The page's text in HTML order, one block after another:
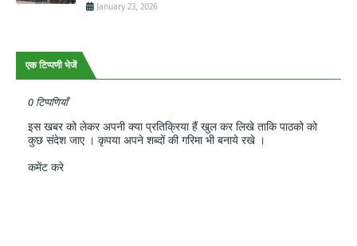
January 23, 2026
एक टिप्पणी भेजें
0 टिप्पणियाँ
इस खबर को लेकर अपनी क्या प्रतिक्रिया हैं खुल कर लिखे ताकि पाठको को
कुछ संदेश जाए । कृपया अपने शब्दों की गरिमा भी बनाये रखे ।
कमेंट करे